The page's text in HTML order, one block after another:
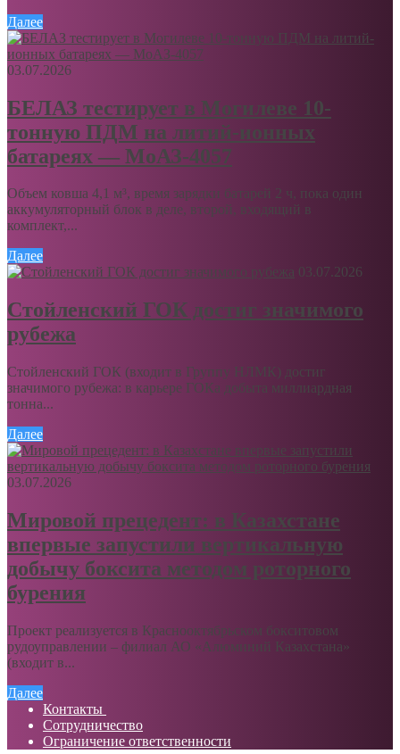
Далее
03.07.2026
БЕЛАЗ тестирует в Могилеве 10-
тонную ПДМ на литий-ионных
батареях — МоАЗ-4057
Объем ковша 4,1 м³, время зарядки батарей 2 ч, пока один
аккумуляторный блок в деле, второй, входящий в
комплект,...
Далее
03.07.2026
Стойленский ГОК достиг значимого
рубежа
Стойленский ГОК (входит в Группу НЛМК) достиг
значимого рубежа: в карьере ГОКа добыта миллиардная
тонна...
Далее
03.07.2026
Мировой прецедент: в Казахстане
впервые запустили вертикальную
добычу боксита методом роторного
бурения
Проект реализуется в Краснооктябрьском бокситовом
рудоуправлении – филиал АО «Алюминий Казахстана»
(входит в...
Далее
Контакты
Сотрудничество
Ограничение ответственности